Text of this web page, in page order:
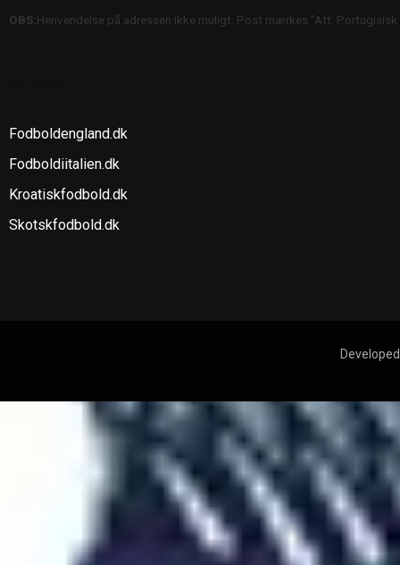
OBS:Henvendelse på adressen ikke muligt. Post mærkes "Att:
Fodboldengland.dk
Fodboldiitalien.dk
Kroatiskfodbold.dk
Skotskfodbold.dk